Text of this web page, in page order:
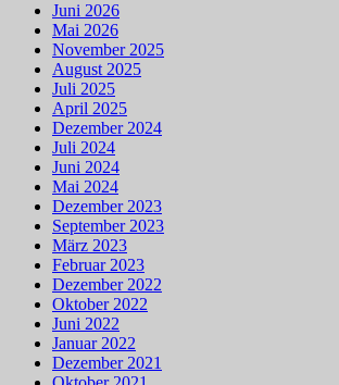
Juni 2026
Mai 2026
November 2025
August 2025
Juli 2025
April 2025
Dezember 2024
Juli 2024
Juni 2024
Mai 2024
Dezember 2023
September 2023
März 2023
Februar 2023
Dezember 2022
Oktober 2022
Juni 2022
Januar 2022
Dezember 2021